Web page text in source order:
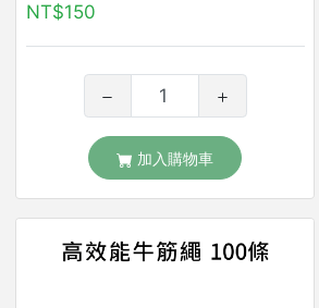
NT$150
加入購物車